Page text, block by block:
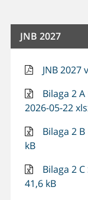
JNB 2027
JNB 2027
Bilaga 2
2026-05-22
Bilaga 2
kB
Bilaga 2
41,6 kB